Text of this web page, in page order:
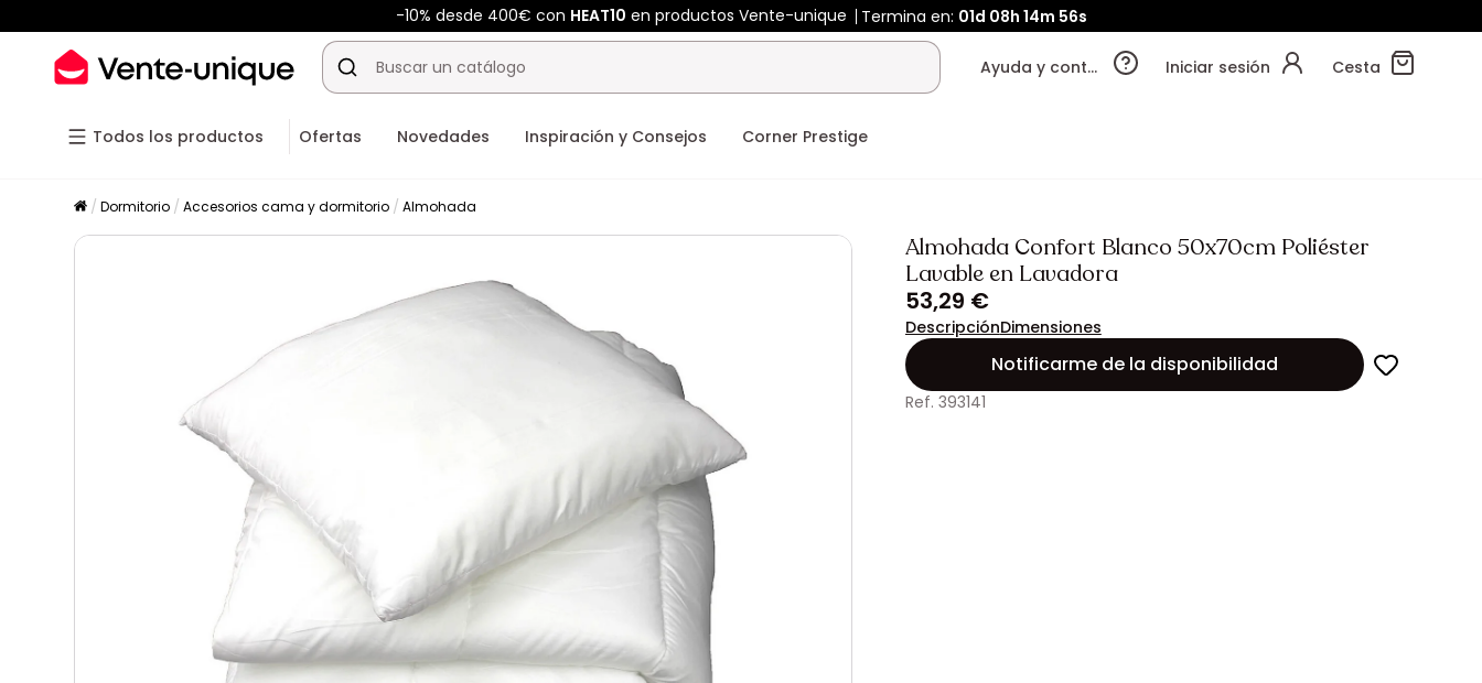
-10% desde 400€ con HEAT10 en productos Vente-unique Termina en: 01d 08h 14m 54s
Ayuda y contacto Iniciar sesión Cesta
Todos los productos Ofertas Novedades Inspiración y Consejos Corner Prestige
Dormitorio Accesorios cama y dormitorio Almohada
Almohada Confort Blanco 50x70cm Poliéster
Lavable en Lavadora
53,29 €
DescripciónDimensiones
Notificarme de la disponibilidad
Ref. 393141